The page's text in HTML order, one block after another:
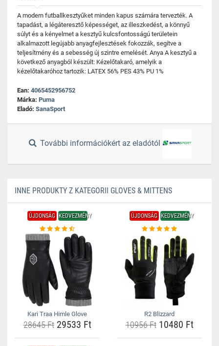
A modern futballkesztyűket minden kapus számára tervezték. A
tapadást, a légáteresztő képességet, az illeszkedést, a könnyű
súlyt és a kényelmet a kesztyű kulcsfontosságú területein
alkalmazott legújabb anyagfejlesztések fokozzák, segítve a
teljesítmény és a sebesség új szintre emelését. Anya A kesztyű a
következő anyagból készült: Kézelőtakaró, amelyik a
kézelőtakaróhoz tartozik: LATEX 56% PES 43% PU 1%
Ean: 4065452956752
Márka: Puma
Eladó: SanaSport
További információkért az eladótól
INNE PRODUKTY Z KATEGORII GLOVES & MITTENS
ÚJDONSÁG KEDVEZMÉNY
Kari Traa Himle Glove
28645 Ft29533 Ft
ÚJDONSÁG KEDVEZMÉNY
R2 Blizzard
10956 Ft10480 Ft